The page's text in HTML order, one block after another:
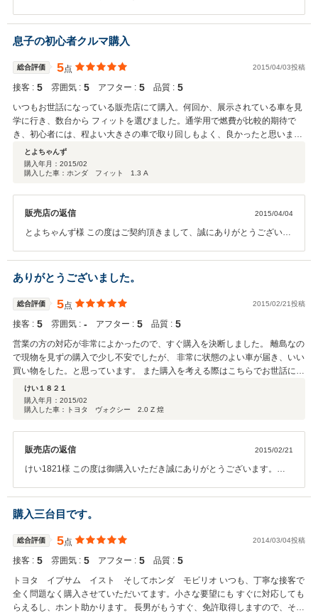
ございます。これからラクティスで思い出たくさん作ってください
ね。 今後も末永いお付き合いをよろしくお願いします！また何でもお
息子の初心者クルマ購入
総合評価 5点 2015/04/03投稿
接客 : 5 雰囲気 : 5 アフター : 5 品質 : 5
いつもお世話になっている販売店にて購入。何回か、展示されている車を見
学に行き、数台から フィットを選びました。通学用で燃費が比較的期待で
き、初心者には、程よい大きさの車で取り回しもよく、良かったと思いま
す。アフターも何かあれば即対応していただけて助かります。 これからも宜
しくお願い致します。あと、娘もいますので近い将来、、、宜しく。
とよちゃんず
購入年月： 2015/02
購入した車：ホンダ フィット 1.3 A
販売店の返信 2015/04/04
とよちゃんず様 この度はご契約頂きまして、誠にありがとうございま
ます。お客様に喜んで頂けることが、何よりも私共の励みになりま
す。 車内外のクリーニングやお車の細部に渡るご説明も、今後より一
層社員全員で徹底させたいと思っております。 またぜひお気軽にお立
ち寄りください。 今後ともどうぞ宜しくお願い致します。
ありがとうございました。
総合評価 5点 2015/02/21投稿
接客 : 5 雰囲気 : ‐ アフター : 5 品質 : 5
営業の方の対応が非常によかったので、すぐ購入を決断しました。 離島なの
で現物を見ずの購入で少し不安でしたが、 非常に状態のよい車が届き、いい
買い物をした。と思っています。 また購入を考える際はこちらでお世話にな
りたいです。
けい１８２１
購入年月： 2015/02
購入した車：トヨタ ヴォクシー 2.0 Z 煌
販売店の返信 2015/02/21
けい1821様 この度は御購入いただき誠にありがとうございます。
なお客様からのお声が今後の励みとなり、大変嬉しく思います。 現物
も見ずに 即決有難うございました。 今後とも宜しくお願い致しま
購入三台目です。
総合評価 5点 2014/03/04投稿
接客 : 5 雰囲気 : 5 アフター : 5 品質 : 5
トヨタ イプサム イスト そしてホンダ モビリオ いつも、丁寧な接客で
全く問題なく購入させていただいてます。小さな要望にも すぐに対応しても
らえるし、ホント助かります。 長男がもうすぐ、免許取得しますので、その